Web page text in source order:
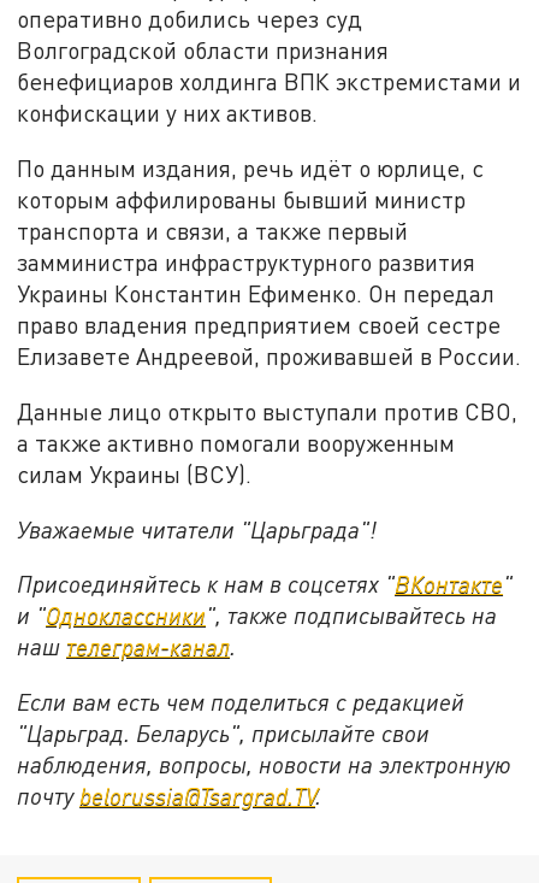
оперативно добились через суд
Волгоградской области признания
бенефициаров холдинга ВПК экстремистами и
конфискации у них активов.
По данным издания, речь идёт о юрлице, с
которым аффилированы бывший министр
транспорта и связи, а также первый
замминистра инфраструктурного развития
Украины Константин Ефименко. Он передал
право владения предприятием своей сестре
Елизавете Андреевой, проживавшей в России.
Данные лицо открыто выступали против СВО,
а также активно помогали вооруженным
силам Украины (ВСУ).
Уважаемые читатели "Царьграда"!
Присоединяйтесь к нам в соцсетях "ВКонтакте"
и "Одноклассники", также подписывайтесь на
наш телеграм-канал.
Если вам есть чем поделиться с редакцией
"Царьград. Беларусь", присылайте свои
наблюдения, вопросы, новости на электронную
почту belorussia@Tsargrad.TV.